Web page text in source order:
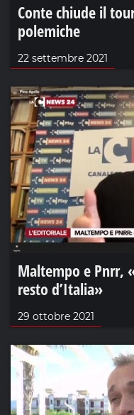
Conte chiude il
polemiche
22 settembre 2021
Maltempo e Pnrr,
resto d’Italia»
29 ottobre 2021